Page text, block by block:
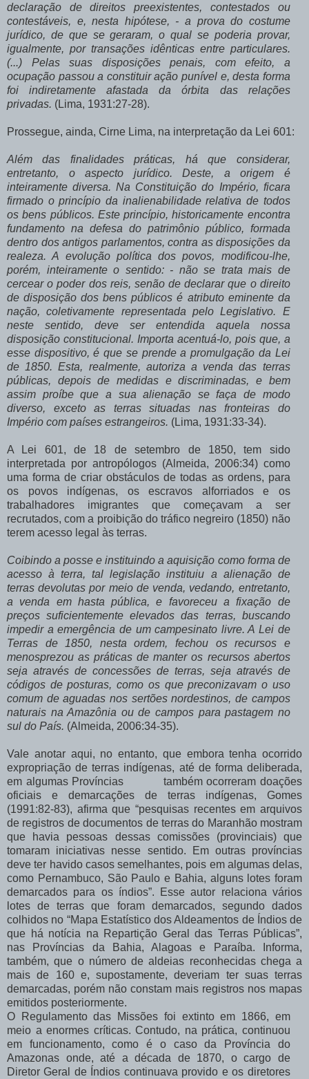
declaração de direitos preexistentes, contestados ou
contestáveis, e, nesta hipótese, - a prova do costume
jurídico, de que se geraram, o qual se poderia provar,
igualmente, por transações idênticas entre particulares.
(...) Pelas suas disposições penais, com efeito, a
ocupação passou a constituir ação punível e, desta forma
foi indiretamente afastada da órbita das relações
privadas. (Lima, 1931:27-28).
Prossegue, ainda, Cirne Lima, na interpretação da Lei 601:
Além das finalidades práticas, há que considerar,
entretanto, o aspecto jurídico. Deste, a origem é
inteiramente diversa. Na Constituição do Império, ficara
firmado o princípio da inalienabilidade relativa de todos
os bens públicos. Este princípio, historicamente encontra
fundamento na defesa do patrimônio público, formada
dentro dos antigos parlamentos, contra as disposições da
realeza. A evolução política dos povos, modificou-lhe,
porém, inteiramente o sentido: - não se trata mais de
cercear o poder dos reis, senão de declarar que o direito
de disposição dos bens públicos é atributo eminente da
nação, coletivamente representada pelo Legislativo. E
neste sentido, deve ser entendida aquela nossa
disposição constitucional. Importa acentuá-lo, pois que, a
esse dispositivo, é que se prende a promulgação da Lei
de 1850. Esta, realmente, autoriza a venda das terras
públicas, depois de medidas e discriminadas, e bem
assim proíbe que a sua alienação se faça de modo
diverso, exceto as terras situadas nas fronteiras do
Império com países estrangeiros. (Lima, 1931:33-34).
A Lei 601, de 18 de setembro de 1850, tem sido
interpretada por antropólogos (Almeida, 2006:34) como
uma forma de criar obstáculos de todas as ordens, para
os povos indígenas, os escravos alforriados e os
trabalhadores imigrantes que começavam a ser
recrutados, com a proibição do tráfico negreiro (1850) não
terem acesso legal às terras.
Coibindo a posse e instituindo a aquisição como forma de
acesso à terra, tal legislação instituiu a alienação de
terras devolutas por meio de venda, vedando, entretanto,
a venda em hasta pública, e favoreceu a fixação de
preços suficientemente elevados das terras, buscando
impedir a emergência de um campesinato livre. A Lei de
Terras de 1850, nesta ordem, fechou os recursos e
menosprezou as práticas de manter os recursos abertos
seja através de concessões de terras, seja através de
códigos de posturas, como os que preconizavam o uso
comum de aguadas nos sertões nordestinos, de campos
naturais na Amazônia ou de campos para pastagem no
sul do País. (Almeida, 2006:34-35).
Vale anotar aqui, no entanto, que embora tenha ocorrido
expropriação de terras indígenas, até de forma deliberada,
em algumas Províncias também ocorreram doações
oficiais e demarcações de terras indígenas, Gomes
(1991:82-83), afirma que “pesquisas recentes em arquivos
de registros de documentos de terras do Maranhão mostram
que havia pessoas dessas comissões (provinciais) que
tomaram iniciativas nesse sentido. Em outras províncias
deve ter havido casos semelhantes, pois em algumas delas,
como Pernambuco, São Paulo e Bahia, alguns lotes foram
demarcados para os índios”. Esse autor relaciona vários
lotes de terras que foram demarcados, segundo dados
colhidos no “Mapa Estatístico dos Aldeamentos de Índios de
que há notícia na Repartição Geral das Terras Públicas”,
nas Províncias da Bahia, Alagoas e Paraíba. Informa,
também, que o número de aldeias reconhecidas chega a
mais de 160 e, supostamente, deveriam ter suas terras
demarcadas, porém não constam mais registros nos mapas
emitidos posteriormente.
O Regulamento das Missões foi extinto em 1866, em
meio a enormes críticas. Contudo, na prática, continuou
em funcionamento, como é o caso da Província do
Amazonas onde, até a década de 1870, o cargo de
Diretor Geral de Índios continuava provido e os diretores